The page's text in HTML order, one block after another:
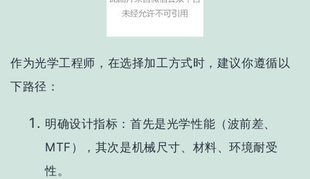
作为光学工程师，在选择加工方式时，建议你遵循以
下路径：
明确设计指标 ：首先是光学性能（波前差、
MTF），其次是机械尺寸、材料、环境耐受
性。